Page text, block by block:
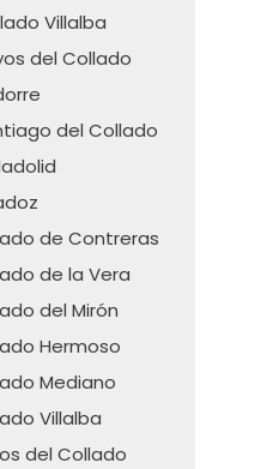
Villalba
del Collado
del Collado
de Contreras
de la Vera
del Mirón
Hermoso
Mediano
Villalba
del Collado